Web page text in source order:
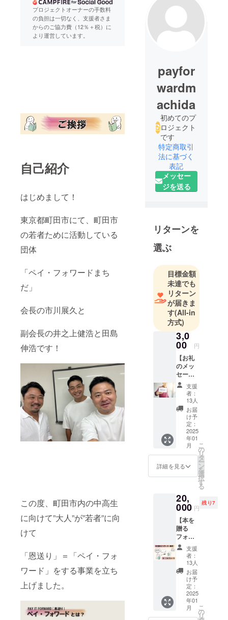
プロジェクトオーナーの手数料
の負担は一切なく、支援者さま
からのご協力費（12％＋税）に
より運営しています。
自己紹介
はじめまして！
東京都町田市にて、町田市
の若者ために活動している
団体
「ペイ・フォワードまち
だ」
会長の市川展久と
副会長の井之上健浩と田島
伸浩です！
この度、町田市内の中高生
に向けて”大人”が”若者”に向
けて
「恩送り」＝「ペイ・フォ
ワード」をする事業を立ち
上げました。
payfor
wardm
achida
初めてのプ
ロジェクト
です
特定商取引
法に基づく
表記
メッセー
ジを送る
リターンを
選ぶ
目標金額
未達でも
リターン
が届きま
す(All-in
方式)
3,0
00 円
【お礼
のメッ
セー
ジ】 事
業の実
施報告
と共に
感謝の
気持ち
を込め
て、お
礼の
メッ
セージ
をお送
りしま
支援
者：
13人
お届
け予
定：
2025
年01
月
詳細を見る
こ
の
リ
タ
ー
ン
を
選
択
す
る
20,
000 円
残り7
【本を
贈る
フォ
ワー
ダー権
利】 2
万円プ
ラン
【内
容】 自
身が影
響を受
けた本
支援
者：
13人
お届
け予
定：
2025
年01
月
こ
の
リ